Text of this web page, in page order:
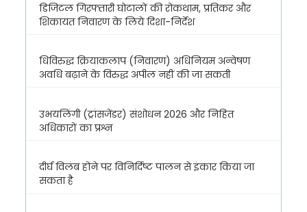
डिजिटल गिरफ्तारी घोटालों की रोकथाम, प्रतिकर और
शिकायत निवारण के लिये दिशा-निर्देश
धिविरुद्ध क्रियाकलाप (निवारण) अधिनियम अन्वेषण
अवधि बढ़ाने के विरुद्ध अपील नहीं की जा सकती
उभयलिंगी (ट्रांसजेंडर) संशोधन 2026 और निहित
अधिकारों का प्रश्न
दीर्घ विलंब होने पर विनिर्दिष्ट पालन से इंकार किया जा
सकता है